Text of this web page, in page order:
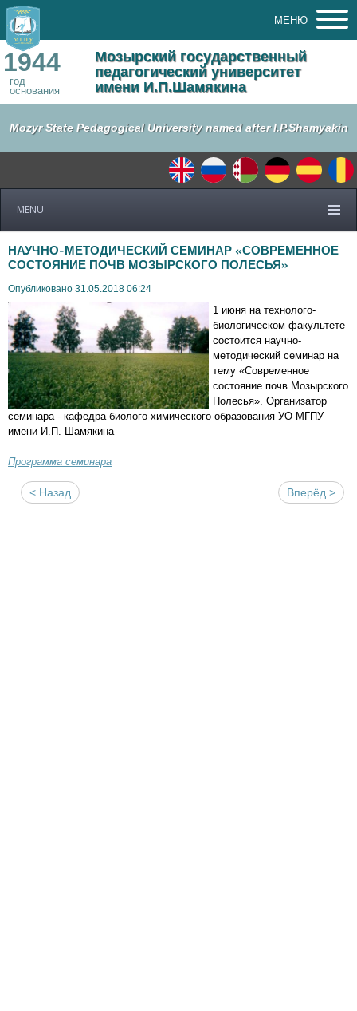
МЕНЮ
1944
год
основания
Мозырский государственный
педагогический университет
имени И.П.Шамякина
Mozyr State Pedagogical University named after I.P.Shamyakin
MENU
НАУЧНО-МЕТОДИЧЕСКИЙ СЕМИНАР «СОВРЕМЕННОЕ
СОСТОЯНИЕ ПОЧВ МОЗЫРСКОГО ПОЛЕСЬЯ»
Опубликовано 31.05.2018 06:24
1 июня на технолого-
биологическом факультете
состоится научно-
методический семинар на
тему «Современное
состояние почв Мозырского
Полесья». Организатор
семинара - кафедра биолого-химического образования УО МГПУ
имени И.П. Шамякина
Программа семинара
< Назад Вперёд >